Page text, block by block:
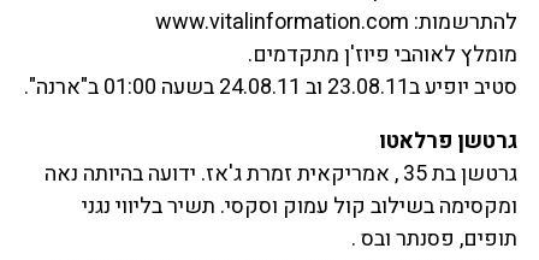
להתרשמות: www.vitalinformation.com
מומלץ לאוהבי פיוז'ן מתקדמים.
סטיב יופיע ב23.08.11 וב 24.08.11 בשעה 01:00 ב"ארנה".
גרטשן פרלאטו
גרטשן בת 35 , אמריקאית זמרת ג'אז. ידועה בהיותה נאה
ומקסימה בשילוב קול עמוק וסקסי. תשיר בליווי נגני
תופים, פסנתר ובס .